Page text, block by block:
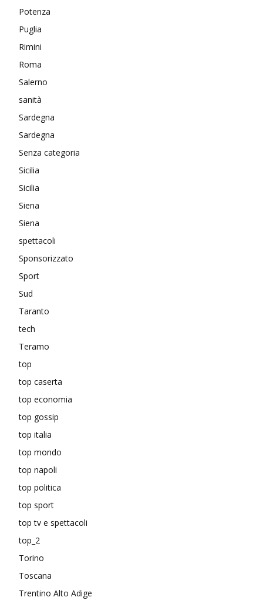
Potenza
Puglia
Rimini
Roma
Salerno
sanità
Sardegna
Sardegna
Senza categoria
Sicilia
Sicilia
Siena
Siena
spettacoli
Sponsorizzato
Sport
Sud
Taranto
tech
Teramo
top
top caserta
top economia
top gossip
top italia
top mondo
top napoli
top politica
top sport
top tv e spettacoli
top_2
Torino
Toscana
Trentino Alto Adige